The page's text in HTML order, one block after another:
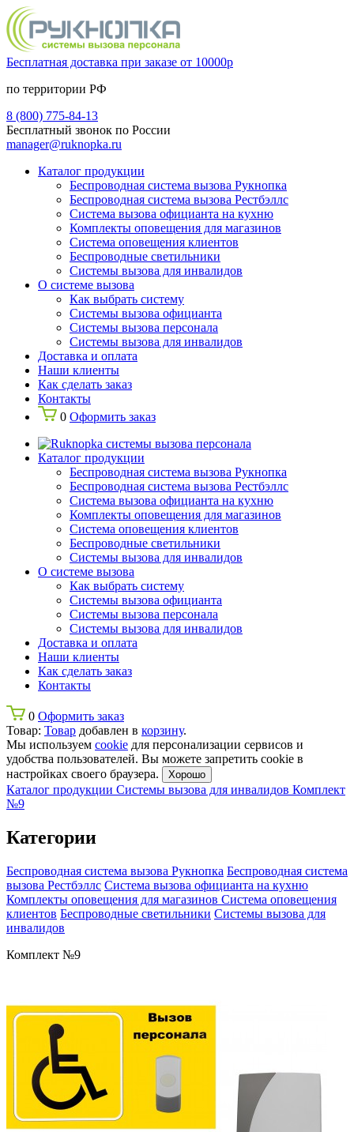
Бесплатная доставка при заказе от 10000р
по территории РФ
8 (800) 775-84-13
Бесплатный звонок по России
manager@ruknopka.ru
Каталог продукции
Беспроводная система вызова Рукнопка
Беспроводная система вызова Рестбэллс
Система вызова официанта на кухню
Комплекты оповещения для магазинов
Система оповещения клиентов
Беспроводные светильники
Системы вызова для инвалидов
О системе вызова
Как выбрать систему
Системы вызова официанта
Системы вызова персонала
Системы вызова для инвалидов
Доставка и оплата
Наши клиенты
Как сделать заказ
Контакты
0 Оформить заказ
Каталог продукции
Беспроводная система вызова Рукнопка
Беспроводная система вызова Рестбэллс
Система вызова официанта на кухню
Комплекты оповещения для магазинов
Система оповещения клиентов
Беспроводные светильники
Системы вызова для инвалидов
О системе вызова
Как выбрать систему
Системы вызова официанта
Системы вызова персонала
Системы вызова для инвалидов
Доставка и оплата
Наши клиенты
Как сделать заказ
Контакты
0 Оформить заказ
Товар: Товар добавлен в корзину.
Мы используем cookie для персонализации сервисов и
удобства пользователей. Вы можете запретить cookie в
настройках своего браузера.
Хорошо
Каталог продукции Системы вызова для инвалидов Комплект
№9
Категории
Беспроводная система вызова Рукнопка Беспроводная система
вызова Рестбэллс Система вызова официанта на кухню
Комплекты оповещения для магазинов Система оповещения
клиентов Беспроводные светильники Системы вызова для
инвалидов
Комплект №9